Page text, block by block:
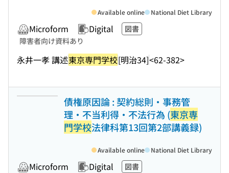
Microform Digital
図書
障害者向け資料あり
永井一孝 講述東京専門学校[明治34]<62-382>
Available online National Diet Library
債権原因論 : 契約総則・事務管
理・不当利得・不法行為 (東京専
門学校法律科第13回第2部講義録)
Microform Digital
図書
Available online National Diet Library